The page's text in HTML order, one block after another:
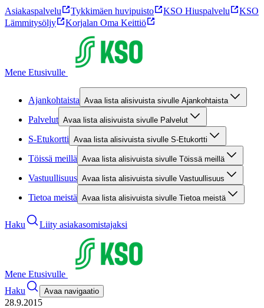
Asiakaspalvelu Tykkimäen huvipuisto KSO Hiuspalvelu
KSO
Lämmitysöljy
Korjalan Oma Keittiö
Mene Etusivulle
Ajankohtaista Avaa lista alisivuista sivulle Ajankohtaista
Palvelut Avaa lista alisivuista sivulle Palvelut
S-Etukortti Avaa lista alisivuista sivulle S-Etukortti
Töissä meillä Avaa lista alisivuista sivulle Töissä meillä
Vastuullisuus Avaa lista alisivuista sivulle Vastuullisuus
Tietoa meistä Avaa lista alisivuista sivulle Tietoa meistä
Haku Liity asiakasomistajaksi
Mene Etusivulle
Haku
Avaa navigaatio
28.9.2015